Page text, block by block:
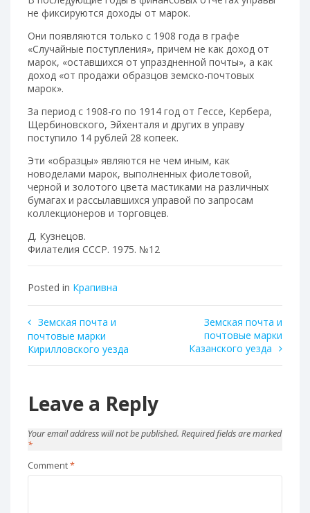
не фиксируются доходы от марок.
Они появляются только с 1908 года в графе
«Случайные поступления», причем не как доход от
марок, «оставшихся от упраздненной почты», а как
доход «от продажи образцов земско-почтовых
марок».
За период с 1908-го по 1914 год от Гессе, Кербера,
Щербиновского, Эйхенталя и других в управу
поступило 14 рублей 28 копеек.
Эти «образцы» являются не чем иным, как
новоделами марок, выполненных фиолетовой,
черной и золотого цвета мастиками на различных
бумагах и рассылавшихся управой по запросам
коллекционеров и торговцев.
Д. Кузнецов.
Филателия СССР. 1975. №12
Posted in Крапивна
Post
navigation
Земская почта и
почтовые марки
Кирилловского уезда
Земская почта и
почтовые марки
Казанского уезда
Leave a Reply
Your email address will not be published. Required fields are marked
*
Comment*